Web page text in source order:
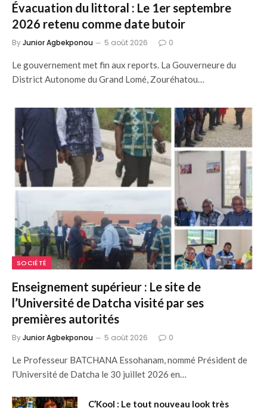
Évacuation du littoral : Le 1er septembre
2026 retenu comme date butoir
ByJunior Agbekponou 5 août 2026 0
Le gouvernement met fin aux reports. La Gouverneure du
District Autonome du Grand Lomé, Zouréhatou…
SOCIÉTÉ
Enseignement supérieur : Le site de
l’Université de Datcha visité par ses
premières autorités
ByJunior Agbekponou 5 août 2026 0
Le Professeur BATCHANA Essohanam, nommé Président de
l’Université de Datcha le 30 juillet 2026 en…
C’Kool : Le tout nouveau look très